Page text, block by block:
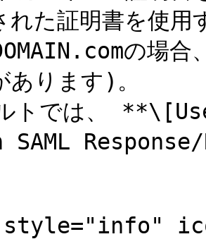
れた証明書を使
の場合
あります)。
トでは、